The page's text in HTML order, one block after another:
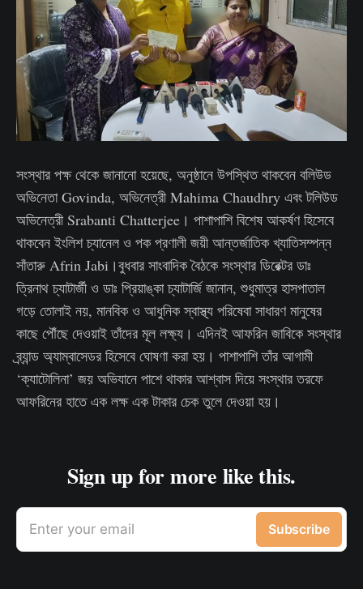
সংস্থার পক্ষ থেকে জানানো হয়েছে, অনুষ্ঠানে উপস্থিত থাকবেন বলিউড
অভিনেতা Govinda, অভিনেত্রী Mahima Chaudhry এবং টলিউড
অভিনেত্রী Srabanti Chatterjee। পাশাপাশি বিশেষ আকর্ষণ হিসেবে
থাকবেন ইংলিশ চ্যানেল ও পক প্রণালী জয়ী আন্তর্জাতিক খ্যাতিসম্পন্ন
সাঁতারু Afrin Jabi।বুধবার সাংবাদিক বৈঠকে সংস্থার ডিরেক্টর ডাঃ
ত্রিনাথ চ্যাটার্জী ও ডাঃ প্রিয়াঙ্কা চ্যাটার্জি জানান, শুধুমাত্র হাসপাতাল
গড়ে তোলাই নয়, মানবিক ও আধুনিক স্বাস্থ্য পরিষেবা সাধারণ মানুষের
কাছে পৌঁছে দেওয়াই তাঁদের মূল লক্ষ্য। এদিনই আফরিন জাবিকে সংস্থার
ব্র্যান্ড অ্যাম্বাসেডর হিসেবে ঘোষণা করা হয়। পাশাপাশি তাঁর আগামী
‘ক্যাটোলিনা’ জয় অভিযানে পাশে থাকার আশ্বাস দিয়ে সংস্থার তরফে
আফরিনের হাতে এক লক্ষ এক টাকার চেক তুলে দেওয়া হয়।
Sign up for more like this.
Enter your email Subscribe